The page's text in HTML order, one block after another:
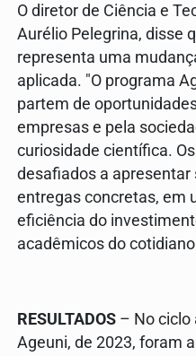
O diretor de Ciência e
Aurélio Pelegrina, disse
representa uma
aplicada. "O programa
partem de
empresas e pela
curiosidade científica.
desafiados a apresentar
entregas concretas, em
eficiência do
acadêmicos do
RESULTADOS – No ciclo
Ageuni, de 2023, foram